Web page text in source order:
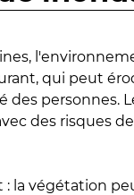
qui peut
des personnes.
des risques de
: la végétation